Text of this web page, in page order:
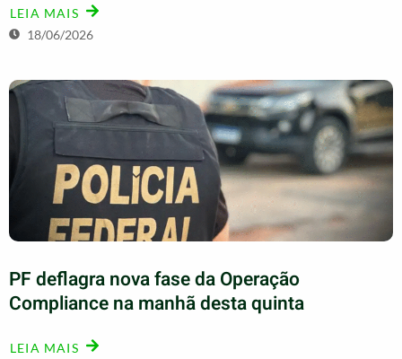
LEIA MAIS
18/06/2026
PF deflagra nova fase da Operação
Compliance na manhã desta quinta
LEIA MAIS